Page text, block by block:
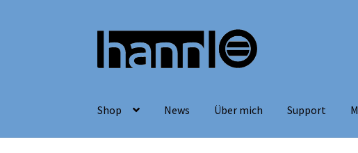
Menü
springen
Inhalt
springen
Shop News Über mich Support